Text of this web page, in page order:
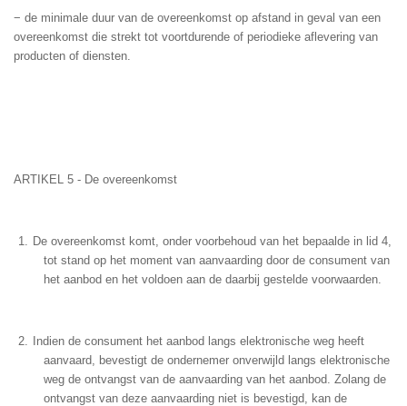
− de minimale duur van de overeenkomst op afstand in geval van een
overeenkomst die strekt tot voortdurende of periodieke aflevering van
producten of diensten.
ARTIKEL 5 - De overeenkomst
De overeenkomst komt, onder voorbehoud van het bepaalde in lid 4,
tot stand op het moment van aanvaarding door de consument van
het aanbod en het voldoen aan de daarbij gestelde voorwaarden.
Indien de consument het aanbod langs elektronische weg heeft
aanvaard, bevestigt de ondernemer onverwijld langs elektronische
weg de ontvangst van de aanvaarding van het aanbod. Zolang de
ontvangst van deze aanvaarding niet is bevestigd, kan de